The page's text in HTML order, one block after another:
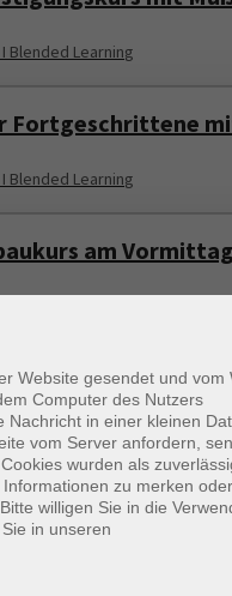
Blended Learning
Fortgeschrittene
Blended Learning
am Vormittag
am
Learning
Website gesendet und vom
Computer des Nutzers
in einer kleinen
vom Server anfordern,
wurden als
zu merken
willigen Sie in die
in unseren